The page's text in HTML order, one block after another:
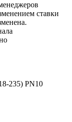
ставки
235) PN10